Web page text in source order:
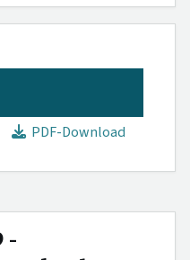
PDF-Download
-